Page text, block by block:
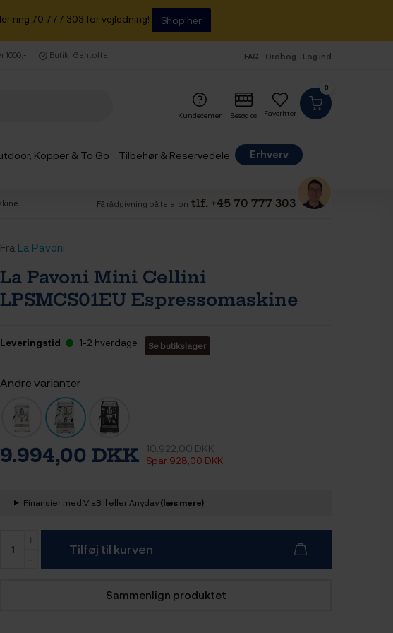
ring 70 777 303 for vejledning! Shop her
1000,- Butik i Gentofte FAQ Ordbog Log ind
0
Favoritter
Kundecenter Besøg os
Kopper & To Go Tilbehør & Reservedele
Erhverv
Få rådgivning på telefon tlf. +45 70 777 303
Fra La Pavoni
La Pavoni Mini Cellini
LPSMCS01EU Espressomaskine
Leveringstid 1-2 hverdage Se butikslager
Andre varianter
9.994,00 DKK 10.922,00 DKK
Spar 928,00 DKK
Finansier med ViaBill eller Anyday(læs mere)
Tilføj til kurven
Sammenlign produktet